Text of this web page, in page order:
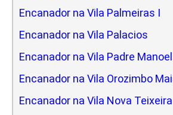
Encanador na Vila Palmeiras I
Encanador na Vila Palacios
Encanador na Vila Padre
Encanador na Vila Orozimbo
Encanador na Vila Nova Teixeira